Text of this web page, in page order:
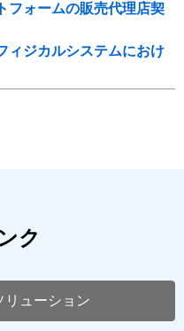
フォームの販売代理店契
ィジカルシステムにおけ
ク
リューション